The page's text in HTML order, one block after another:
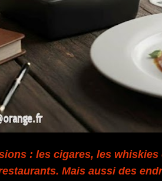
: les cigares, les
Mais aussi des